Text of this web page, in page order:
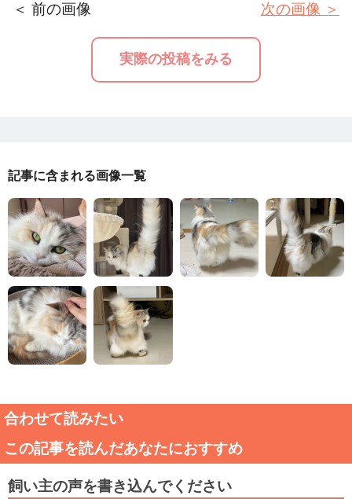
＜ 前の画像
実際の投稿をみる
次の画像 ＞
記事に含まれる画像一覧
合わせて読みたい
この記事を読んだあなたにおすすめ
飼い主の声を書き込んでください